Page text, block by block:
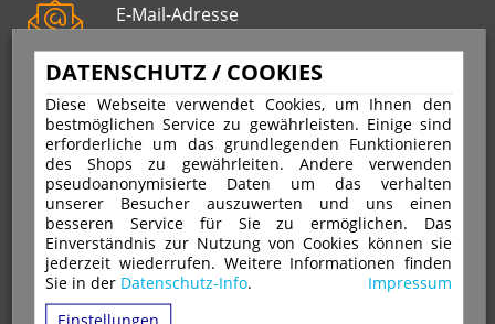
DATENSCHUTZ / COOKIES
Diese Webseite verwendet Cookies, um Ihnen den
bestmöglichen Service zu gewährleisten. Einige sind
erforderliche um das grundlegenden Funktionieren
des Shops zu gewährleiten. Andere verwenden
pseudoanonymisierte Daten um das verhalten
unserer Besucher auszuwerten und uns einen
besseren Service für Sie zu ermöglichen. Das
Einverständnis zur Nutzung von Cookies können sie
jederzeit wiederrufen. Weitere Informationen finden
Sie in der Datenschutz-Info.
Impressum
Einstellungen
E-Mail-Adresse
Telefon
0221 677 812 08
Über uns
VERTRAG WIDERRUFEN
IMPRESSUM
DATENSCHUTZ
WIDERRUFSRECHT
AGB
VERSAND & ZAHLUNGSARTEN